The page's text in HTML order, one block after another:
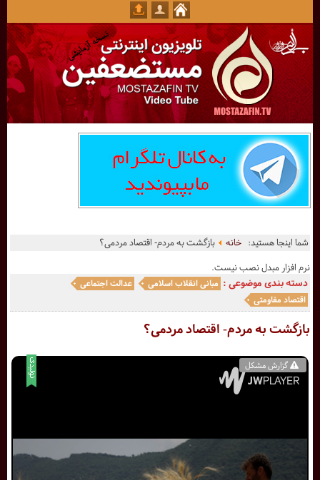
شما اینجا هستید:خانه
بازگشت به مردم- اقتصاد مردمی؟
نرم افزار مبدل نصب نیست.
دسته بندی موضوعی : مبانی انقلاب اسلامی
عدالت اجتماعی
اقتصاد مقاومتی
بازگشت به مردم- اقتصاد مردمی؟
گزارش مشکل